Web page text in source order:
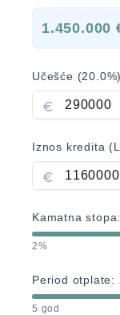
1.450.000
Učešće (20.0%)
Iznos kredita
Kamatna
2%
Period otplate:
5 god